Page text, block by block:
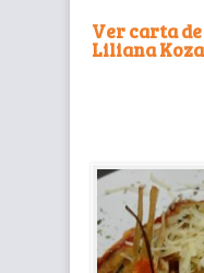
Ver carta
Liliana